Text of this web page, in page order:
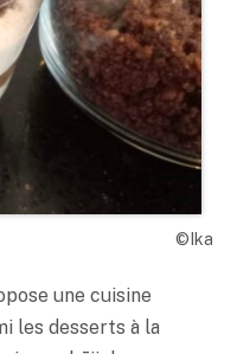
©Ika
une cuisine
les desserts à la